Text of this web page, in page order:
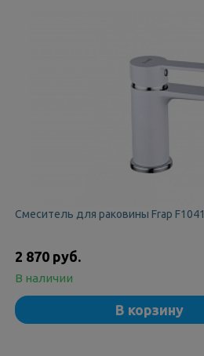
Смеситель для раковины Frap F1041
2 870 руб.
В наличии
В корзину